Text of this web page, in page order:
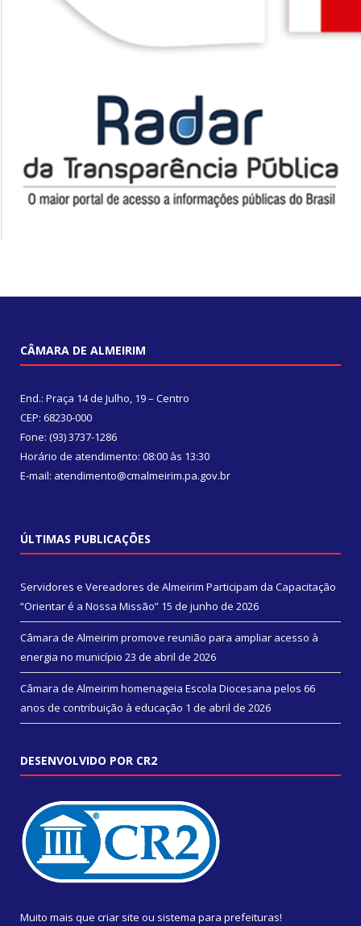
CÂMARA DE ALMEIRIM
End.: Praça 14 de Julho, 19 – Centro
CEP: 68230-000
Fone: (93) 3737-1286
Horário de atendimento: 08:00 às 13:30
E-mail: atendimento@cmalmeirim.pa.gov.br
ÚLTIMAS PUBLICAÇÕES
Servidores e Vereadores de Almeirim Participam da Capacitação
“Orientar é a Nossa Missão” 15 de junho de 2026
Câmara de Almeirim promove reunião para ampliar acesso à
energia no município 23 de abril de 2026
Câmara de Almeirim homenageia Escola Diocesana pelos 66
anos de contribuição à educação 1 de abril de 2026
DESENVOLVIDO POR CR2
Muito mais que criar site ou sistema para prefeituras!